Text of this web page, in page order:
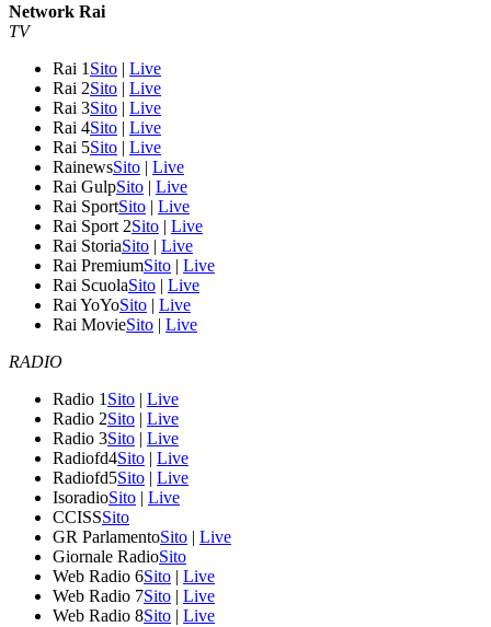
Network Rai
TV
Rai 1 Sito | Live
Rai 2Sito | Live
Rai 3Sito | Live
Rai 4Sito | Live
Rai 5Sito | Live
RainewsSito | Live
Rai GulpSito | Live
Rai SportSito | Live
Rai Sport 2Sito | Live
Rai StoriaSito | Live
Rai PremiumSito | Live
Rai ScuolaSito | Live
Rai YoYoSito | Live
Rai MovieSito | Live
RADIO
Radio 1 Sito | Live
Radio 2Sito | Live
Radio 3Sito | Live
Radiofd4Sito | Live
Radiofd5Sito | Live
IsoradioSito | Live
CCISSSito
GR ParlamentoSito | Live
Giornale RadioSito
Web Radio 6Sito | Live
Web Radio 7Sito | Live
Web Radio 8Sito | Live